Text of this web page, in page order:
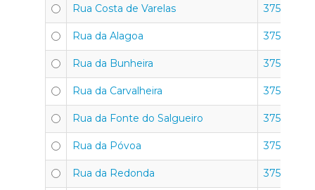
Rua Costa de Varelas 3750-351
Rua da Alagoa 3750-351
Rua da Bunheira 3750-351
Rua da Carvalheira 3750-351
Rua da Fonte do Salgueiro 3750-351
Rua da Póvoa 3750-351
Rua da Redonda 3750-351